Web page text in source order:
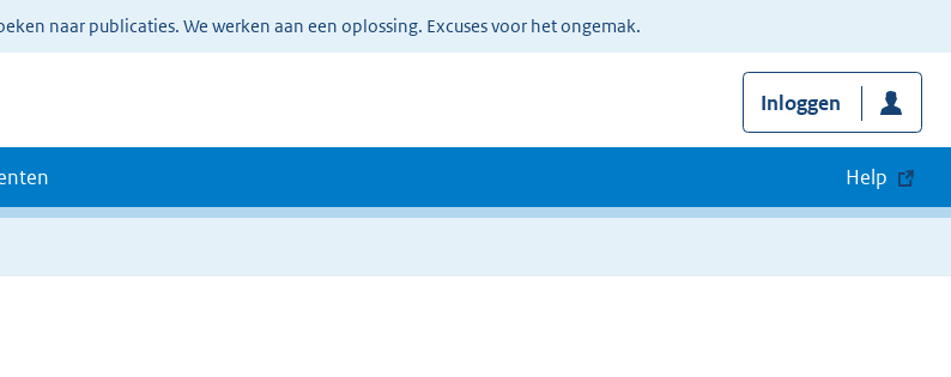
naar publicaties. We werken aan een oplossing. Excuses voor het ongemak.
Inloggen
Help